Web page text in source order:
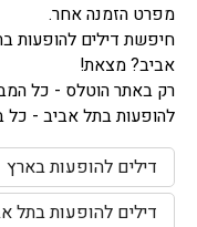
מפרט הזמנה אחר.
חיפשת דילים להופעות
אביב? מצאת!
רק באתר הוטלס - כל
להופעות בתל אביב - כל
דילים להופעות בארץ
דילים להופעות בתל